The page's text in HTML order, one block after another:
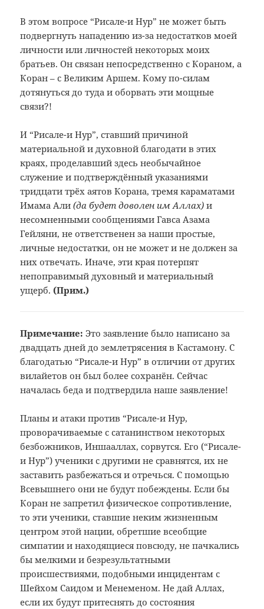
В этом вопросе “Рисале-и Нур” не может быть
подвергнуть нападению из-за недостатков моей
личности или личностей некоторых моих
братьев. Он связан непосредственно с Кораном, а
Коран – с Великим Аршем. Кому по-силам
дотянуться до туда и оборвать эти мощные
связи?!
И “Рисале-и Нур”, ставший причиной
материальной и духовной благодати в этих
краях, проделавший здесь необычайное
служение и подтверждённый указаниями
тридцати трёх аятов Корана, тремя караматами
Имама Али(да будет доволен им Аллах) и
несомненными сообщениями Гавса Азама
Гейляни, не ответственен за наши простые,
личные недостатки, он не может и не должен за
них отвечать. Иначе, эти края потерпят
непоправимый духовный и материальный
ущерб. (Прим.)
Примечание: Это заявление было написано за
двадцатьдней до землетрясения в Кастамону. С
благодатью “Рисале-и Нур” в отличииот других
вилайетов он был болеесохранён. Сейчас
началась беда иподтвердила наше заявление!
Планы и атаки против “Рисале-и Нур,
проворачиваемые с сатанинством некоторых
безбожников, Иншааллах, сорвутся. Его (“Рисале-
и Нур”) ученики с другими не сравнятся, их не
заставить разбежаться и отречься. С помощью
Всевышнего они не будут побеждены. Если бы
Коран не запретил физическое сопротивление,
то эти ученики, ставшие неким жизненным
центром этой нации, обретшие всеобщие
симпатии и находящиеся повсюду, не пачкались
бы мелкими и безрезультатными
происшествиями, подобными инцидентам с
Шейхом Саидом и Менеменом. Не дай Аллах,
если их будут притеснять до состояния